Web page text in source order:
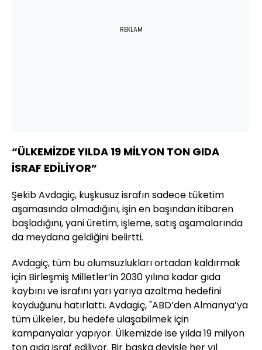
REKLAM
“ÜLKEMİZDE YILDA 19 MİLYON TON GIDA
İSRAF EDİLİYOR”
Şekib Avdagiç, kuşkusuz israfın sadece tüketim
aşamasında olmadığını, işin en başından itibaren
başladığını, yani üretim, işleme, satış aşamalarında
da meydana geldiğini belirtti.
Avdagiç, tüm bu olumsuzlukları ortadan kaldırmak
için Birleşmiş Milletler’in 2030 yılına kadar gıda
kaybını ve israfını yarı yarıya azaltma hedefini
koyduğunu hatırlattı. Avdagiç, "ABD’den Almanya’ya
tüm ülkeler, bu hedefe ulaşabilmek için
kampanyalar yapıyor. Ülkemizde ise yılda 19 milyon